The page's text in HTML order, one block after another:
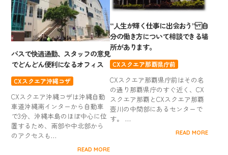
バスで快適通勤、スタッフの意見
でどんどん便利になるオフィス
CXスクエア沖縄コザ
CXスクエア沖縄コザは沖縄自動
車道沖縄南インターから自動車
で3分、沖縄本島のほぼ中心に位
置するため、南部や中北部から
のアクセスも…
READ MORE
“人生が輝く仕事に出会おう” 自
分の働き方について相談できる場
所があります。
CXスクエア那覇県庁前
CXスクエア那覇県庁前はその名
の通り那覇県庁のすぐ近く、CX
スクエア那覇とCXスクエア那覇
壺川の中間部にあるセンターで
す。 …
READ MORE